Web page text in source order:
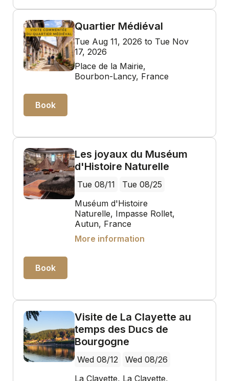
Quartier Médiéval
Tue Aug 11, 2026 to Tue Nov
17, 2026
Place de la Mairie,
Bourbon-Lancy, France
Book
Les joyaux du Muséum
d'Histoire Naturelle
Tue 08/11
Tue 08/25
Muséum d'Histoire
Naturelle, Impasse Rollet,
Autun, France
More information
Book
Visite de La Clayette au
temps des Ducs de
Bourgogne
Wed 08/12
Wed 08/26
La Clayette, La Clayette,